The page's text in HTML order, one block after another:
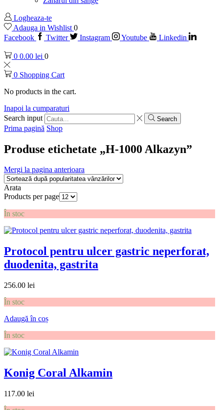
Logheaza-te
Adauga in Wishlist 0
Facebook
Twitter Instagram Youtube Linkedin
0 0.00 lei 0
0 Shopping Cart
No products in the cart.
Inapoi la cumparaturi
Search input
Search
Prima pagină Shop
Produse etichetate „H-1000 Alkazyn”
Mergi la pagina anterioara
Arata
Products per page
În stoc
Protocol pentru ulcer gastric neperforat,
duodenita, gastrita
256.00 lei
În stoc
Adaugă în coș
În stoc
Konig Coral Alkamin
117.00 lei